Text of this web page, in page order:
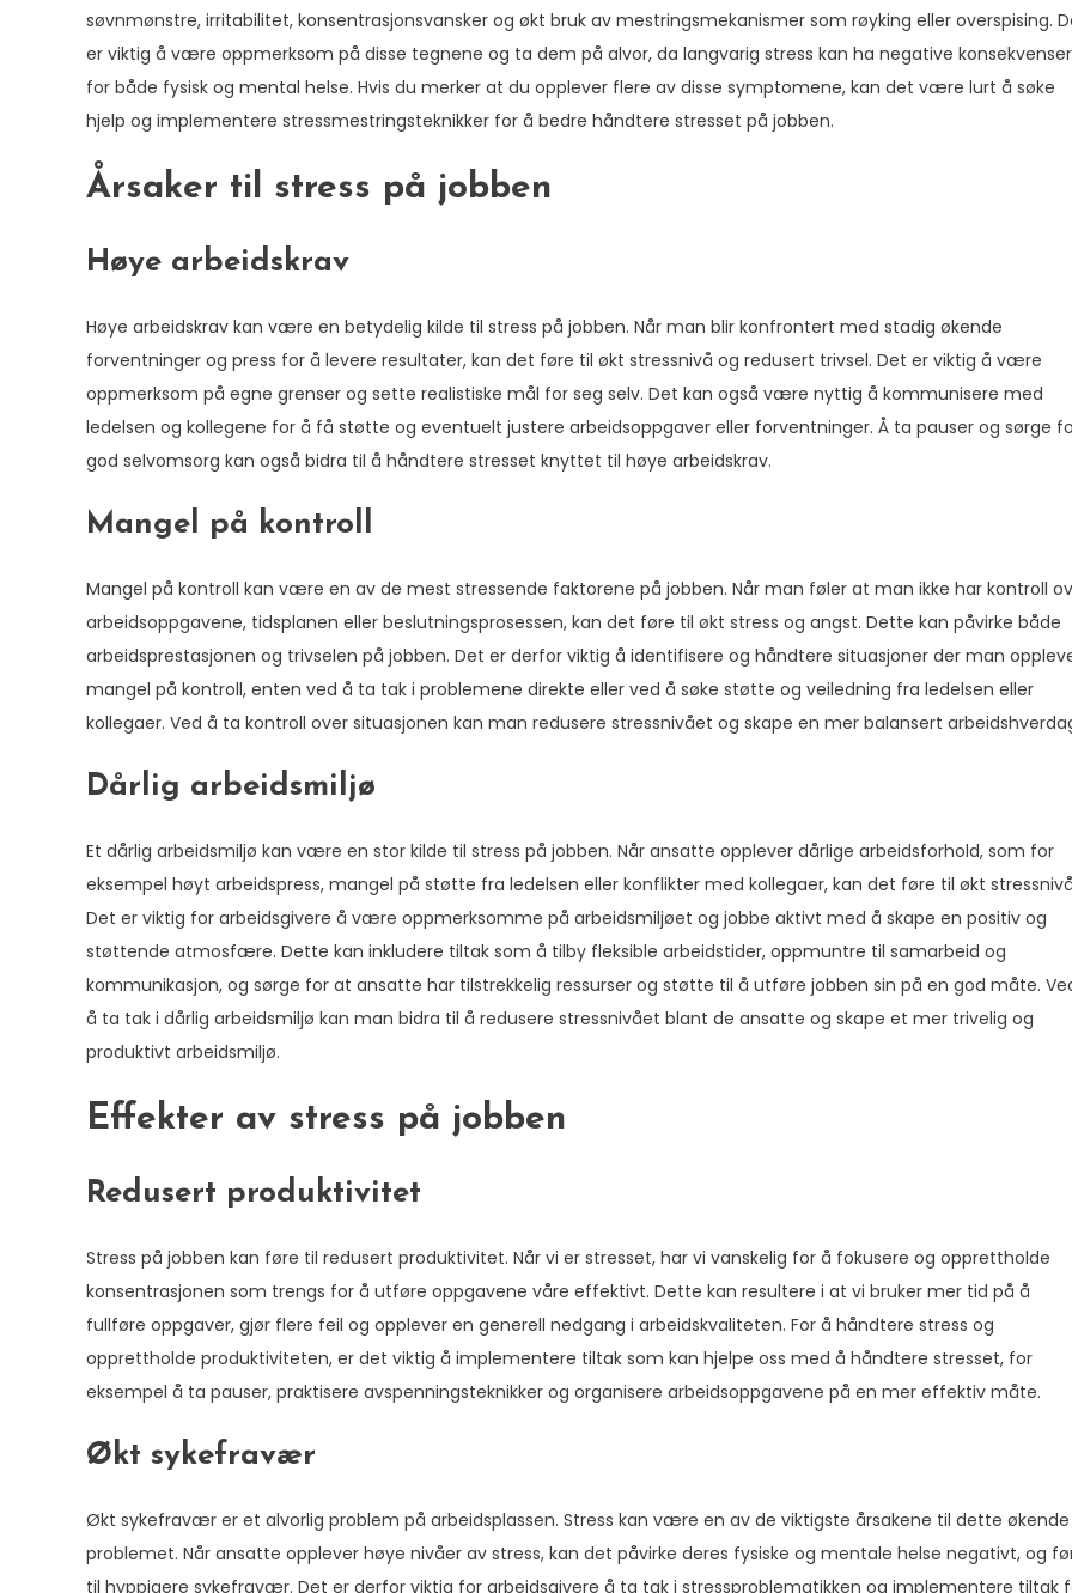
søvnmønstre, irritabilitet, konsentrasjonsvansker og økt bruk av mestringsmekanismer som røyking eller overspising.
er viktig å være oppmerksom på disse tegnene og ta dem på alvor, da langvarig stress kan ha negative konsekvenser
for både fysisk og mental helse. Hvis du merker at du opplever flere av disse symptomene, kan det være lurt å søke
hjelp og implementere stressmestringsteknikker for å bedre håndtere stresset på jobben.
Årsaker til stress på jobben
Høye arbeidskrav
Høye arbeidskrav kan være en betydelig kilde til stress på jobben. Når man blir konfrontert med stadig økende
forventninger og press for å levere resultater, kan det føre til økt stressnivå og redusert trivsel. Det er viktig å være
oppmerksom på egne grenser og sette realistiske mål for seg selv. Det kan også være nyttig å kommunisere med
ledelsen og kollegene for å få støtte og eventuelt justere arbeidsoppgaver eller forventninger. Å ta pauser og sørge
god selvomsorg kan også bidra til å håndtere stresset knyttet til høye arbeidskrav.
Mangel på kontroll
Mangel på kontroll kan være en av de mest stressende faktorene på jobben. Når man føler at man ikke har kontroll
arbeidsoppgavene, tidsplanen eller beslutningsprosessen, kan det føre til økt stress og angst. Dette kan påvirke både
arbeidsprestasjonen og trivselen på jobben. Det er derfor viktig å identifisere og håndtere situasjoner der man
mangel på kontroll, enten ved å ta tak i problemene direkte eller ved å søke støtte og veiledning fra ledelsen eller
kollegaer. Ved å ta kontroll over situasjonen kan man redusere stressnivået og skape en mer balansert
Dårlig arbeidsmiljø
Et dårlig arbeidsmiljø kan være en stor kilde til stress på jobben. Når ansatte opplever dårlige arbeidsforhold, som for
eksempel høyt arbeidspress, mangel på støtte fra ledelsen eller konflikter med kollegaer, kan det føre til økt
Det er viktig for arbeidsgivere å være oppmerksomme på arbeidsmiljøet og jobbe aktivt med å skape en positiv og
støttende atmosfære. Dette kan inkludere tiltak som å tilby fleksible arbeidstider, oppmuntre til samarbeid og
kommunikasjon, og sørge for at ansatte har tilstrekkelig ressurser og støtte til å utføre jobben sin på en god måte.
å ta tak i dårlig arbeidsmiljø kan man bidra til å redusere stressnivået blant de ansatte og skape et mer trivelig og
produktivt arbeidsmiljø.
Effekter av stress på jobben
Redusert produktivitet
Stress på jobben kan føre til redusert produktivitet. Når vi er stresset, har vi vanskelig for å fokusere og opprettholde
konsentrasjonen som trengs for å utføre oppgavene våre effektivt. Dette kan resultere i at vi bruker mer tid på å
fullføre oppgaver, gjør flere feil og opplever en generell nedgang i arbeidskvaliteten. For å håndtere stress og
opprettholde produktiviteten, er det viktig å implementere tiltak som kan hjelpe oss med å håndtere stresset, for
eksempel å ta pauser, praktisere avspenningsteknikker og organisere arbeidsoppgavene på en mer effektiv måte.
Økt sykefravær
Økt sykefravær er et alvorlig problem på arbeidsplassen. Stress kan være en av de viktigste årsakene til dette økende
problemet. Når ansatte opplever høye nivåer av stress, kan det påvirke deres fysiske og mentale helse negativt, og
til hyppigere sykefravær. Det er derfor viktig for arbeidsgivere å ta tak i stressproblematikken og implementere tiltak